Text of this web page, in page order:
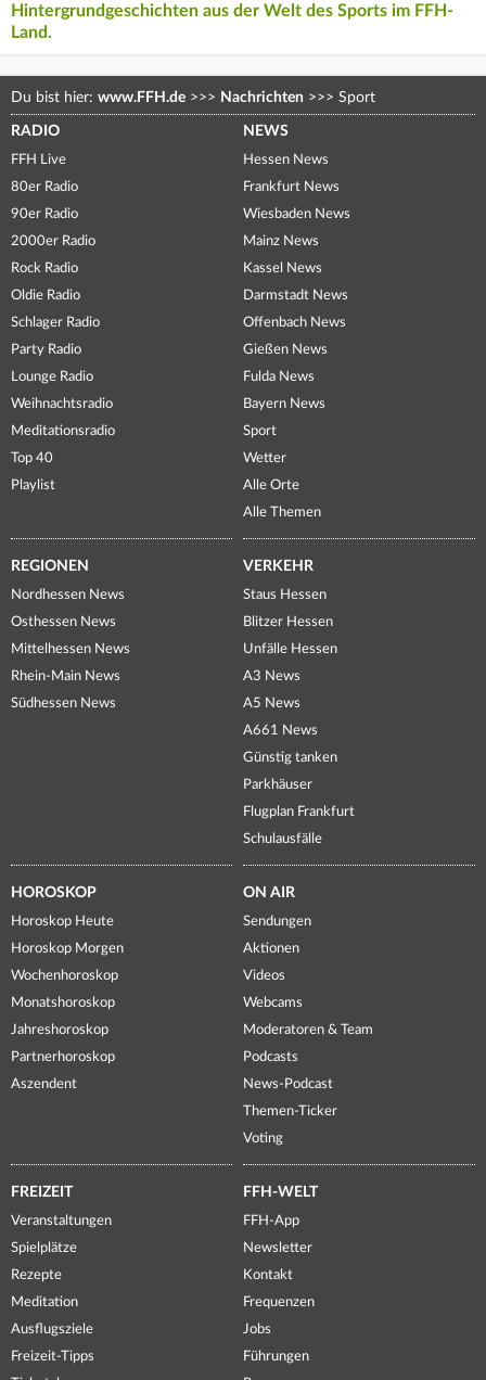
Hintergrundgeschichten aus der Welt des Sports im FFH-
Land.
Du bist hier: www.FFH.de >>> Nachrichten >>> Sport
RADIO
FFH Live
80er Radio
90er Radio
2000er Radio
Rock Radio
Oldie Radio
Schlager Radio
Party Radio
Lounge Radio
Weihnachtsradio
Meditationsradio
Top 40
Playlist
NEWS
Hessen News
Frankfurt News
Wiesbaden News
Mainz News
Kassel News
Darmstadt News
Offenbach News
Gießen News
Fulda News
Bayern News
Sport
Wetter
Alle Orte
Alle Themen
REGIONEN
Nordhessen News
Osthessen News
Mittelhessen News
Rhein-Main News
Südhessen News
VERKEHR
Staus Hessen
Blitzer Hessen
Unfälle Hessen
A3 News
A5 News
A661 News
Günstig tanken
Parkhäuser
Flugplan Frankfurt
Schulausfälle
HOROSKOP
Horoskop Heute
Horoskop Morgen
Wochenhoroskop
Monatshoroskop
Jahreshoroskop
Partnerhoroskop
Aszendent
ON AIR
Sendungen
Aktionen
Videos
Webcams
Moderatoren & Team
Podcasts
News-Podcast
Themen-Ticker
Voting
FREIZEIT
Veranstaltungen
Spielplätze
Rezepte
Meditation
Ausflugsziele
Freizeit-Tipps
FFH-WELT
FFH-App
Newsletter
Kontakt
Frequenzen
Jobs
Führungen